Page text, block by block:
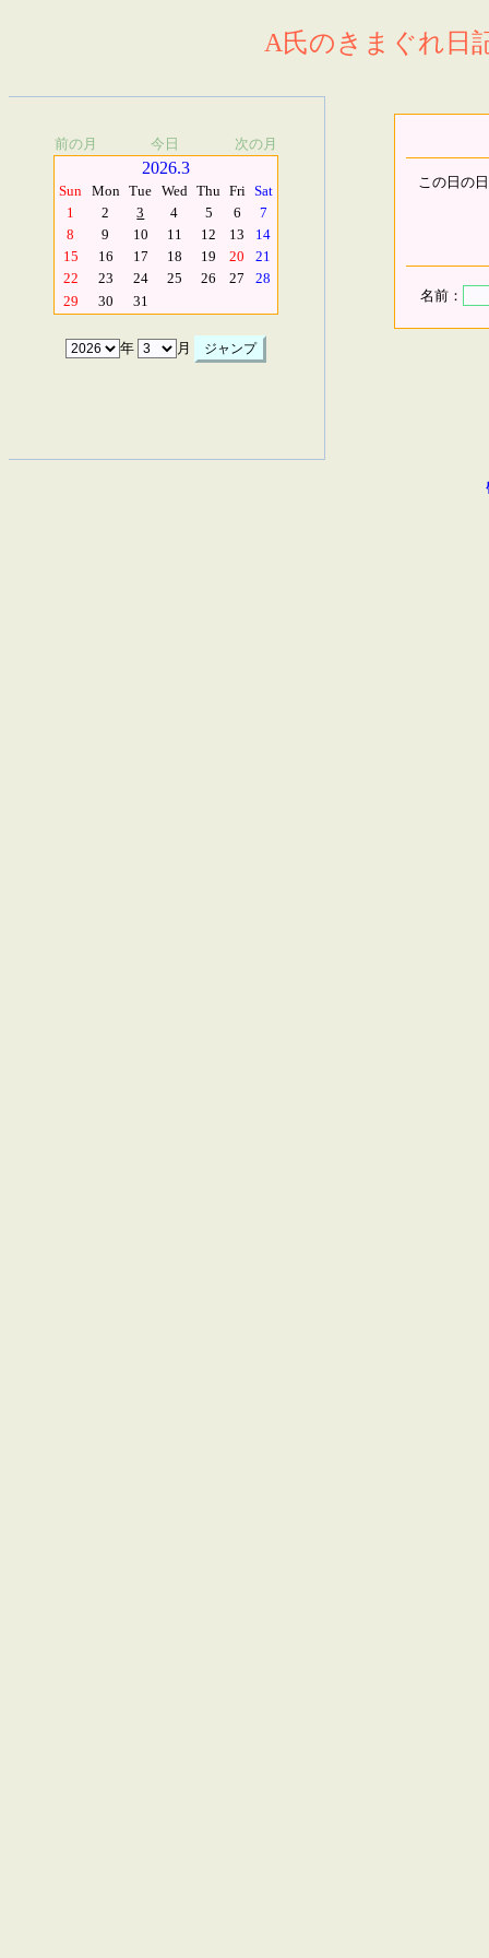
A氏のきまぐれ日
前の月 今日 次の月
2026.3
Sun Mon Tue Wed Thu Fri Sat
1
2 3 4 5 6
7
8
9 10 11 12 13
14
15
16 17 18 19 20
21
22
23 24 25 26 27
28
29
30 31
年 月
この日の
名前：